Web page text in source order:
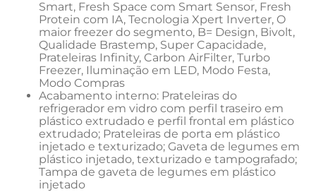
Smart, Fresh Space com Smart Sensor, Fresh
Protein com IA, Tecnologia Xpert Inverter, O
maior freezer do segmento, B= Design, Bivolt,
Qualidade Brastemp, Super Capacidade,
Prateleiras Infinity, Carbon AirFilter, Turbo
Freezer, Iluminação em LED, Modo Festa,
Modo Compras
Acabamento interno: Prateleiras do
refrigerador em vidro com perfil traseiro em
plástico extrudado e perfil frontal em plástico
extrudado; Prateleiras de porta em plástico
injetado e texturizado; Gaveta de legumes em
plástico injetado, texturizado e tampografado;
Tampa de gaveta de legumes em plástico
injetado